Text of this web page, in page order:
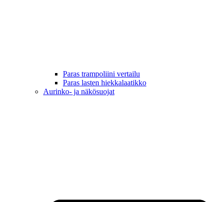
Paras trampoliini vertailu
Paras lasten hiekkalaatikko
Aurinko- ja näkösuojat